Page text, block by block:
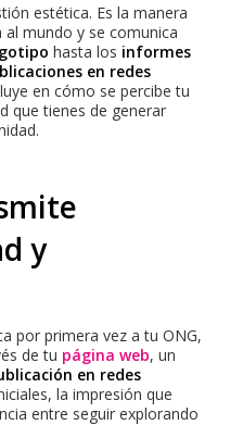
estética. Es la manera
mundo y se comunica
hasta los informes
en redes
en cómo se percibe tu
que tienes de generar
y
por primera vez a tu ONG,
de tu página web, un
en redes
la impresión que
entre seguir explorando